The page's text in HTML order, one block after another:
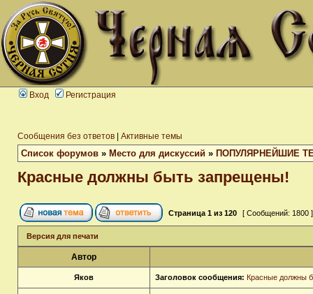
Вход Регистрация
Сообщения без ответов Активные темы
Список форумов » Место для дискуссий » ПОПУЛЯРНЕЙШИЕ
Красные должны быть запрещены!
Страница 1 из 120 [ Сообщений: 1800
Версия для печати
Автор
Яков Заголовок сообщения: Красные должны